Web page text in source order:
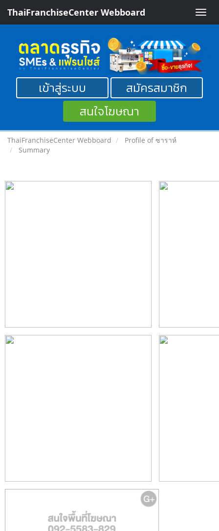
Toggle
ThaiFranchiseCenter Webboard
เข้าสู่ระบบ
สมัครสมาชิก
สนใจโฆษณา
ThaiFranchiseCenter Webboard
Profile of ซาราห์
Summary